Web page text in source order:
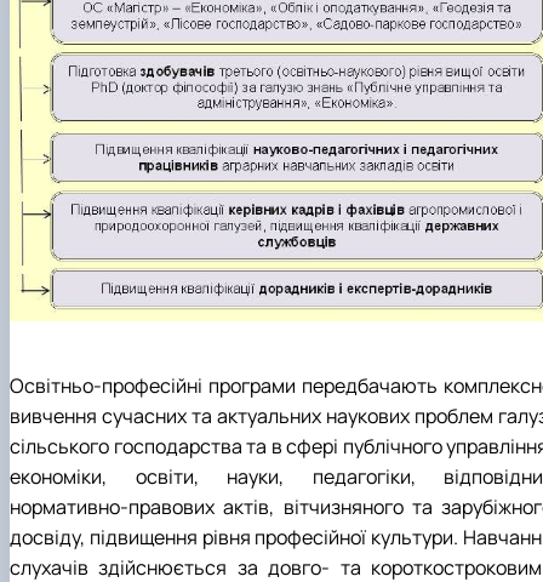
Освітньо-професійні програми передбачають
вивчення сучасних та актуальних наукових проблем
сільського господарства та в сфері публічного
економіки, освіти, науки, педагогіки,
нормативно-правових актів, вітчизняного та
досвіду, підвищення рівня професійної культури.
слухачів здійснюється за довго- та